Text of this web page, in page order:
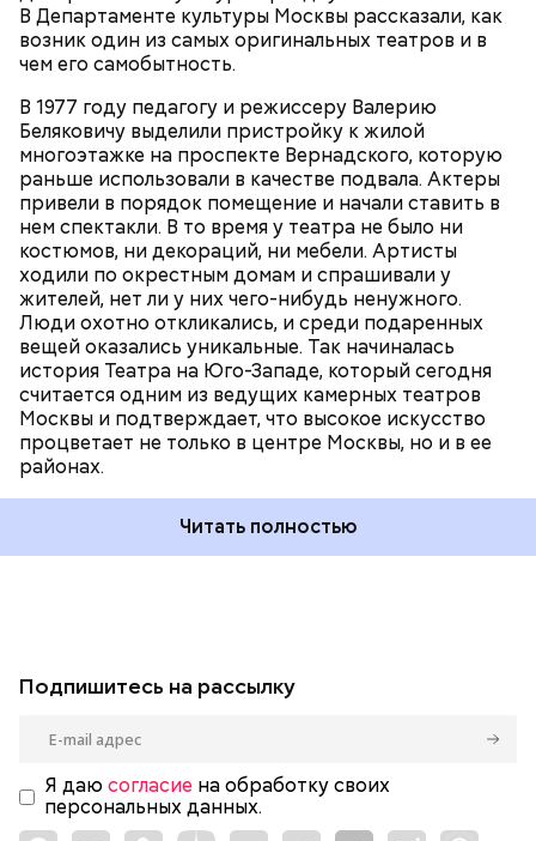
В Департаменте культуры Москвы рассказали, как
возник один из самых оригинальных театров и в
чем его самобытность.
В 1977 году педагогу и режиссеру Валерию
Беляковичу выделили пристройку к жилой
многоэтажке на проспекте Вернадского, которую
раньше использовали в качестве подвала. Актеры
привели в порядок помещение и начали ставить в
нем спектакли. В то время у театра не было ни
костюмов, ни декораций, ни мебели. Артисты
ходили по окрестным домам и спрашивали у
жителей, нет ли у них чего-нибудь ненужного.
Люди охотно откликались, и среди подаренных
вещей оказались уникальные. Так начиналась
история Театра на Юго-Западе, который сегодня
считается одним из ведущих камерных театров
Москвы и подтверждает, что высокое искусство
процветает не только в центре Москвы, но и в ее
районах.
любительской студии Валерия Беляковича, смог
сохраниться. Еще одна мощная веха, которая в
какой-то степени изменила жизнь театра, — это
уход основателя в 2016 году. При этом театр до
сих пор заряжен его энергией, его знанием, его
талантом, его гением, и это позволяет нам до сих
пор держаться на плаву и быть, что называется, на
передовой театральных событий, — рассказал
художественный руководитель театра
заслуженный артист России Олег Леушин.
Читать полностью
ЮГО-ЗАПАДНЫЙ АДМИНИСТРАТИВНЫЙ ОКРУГ
(ЮЗАО)
Подпишитесь на рассылку
Я даю согласие на обработку своих
персональных данных.